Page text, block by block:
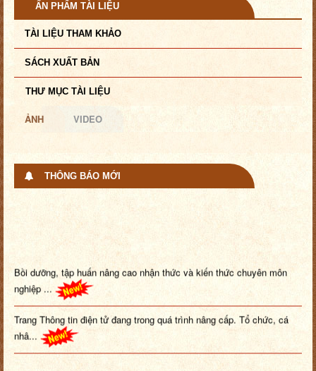
ẤN PHẨM TÀI LIỆU
TÀI LIỆU THAM KHẢO
SÁCH XUẤT BẢN
THƯ MỤC TÀI LIỆU
ẢNH VIDEO
THÔNG BÁO MỚI
Bồi dưỡng, tập huấn nâng cao nhận thức và kiến thức chuyên môn
nghiệp ...
Trang Thông tin điện tử đang trong quá trình nâng cấp. Tổ chức, cá
nhâ...